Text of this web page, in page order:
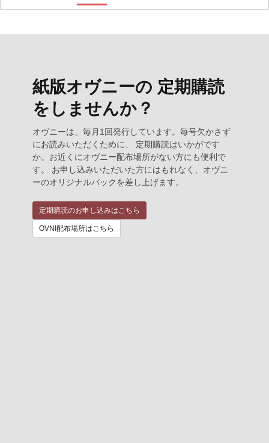
紙版オヴニーの 定期購読
をしませんか？
オヴニーは、毎月1回発行しています。毎号欠かさず
にお読みいただくために、 定期購読はいかがです
か。お近くにオヴニー配布場所がない方にも便利で
す。 お申し込みいただいた方にはもれなく、オヴニ
ーのオリジナルバックを差し上げます。
定期購読のお申し込みはこちら
OVNI配布場所はこちら